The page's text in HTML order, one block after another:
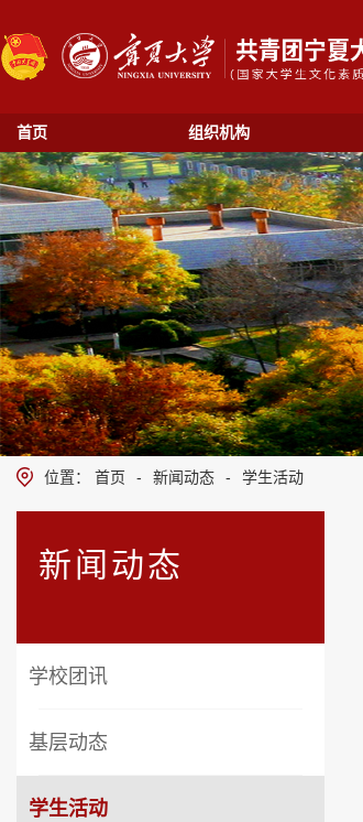
首页 组织机构
位置： 首页 - 新闻动态 - 学生活动
新闻动态
学校团讯
基层动态
学生活动